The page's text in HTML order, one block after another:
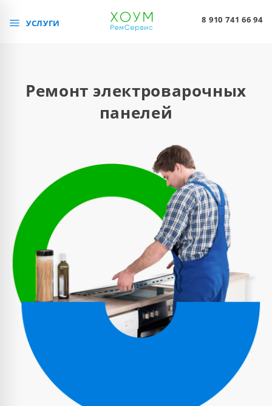
УСЛУГИ 8 910 741 66 94
Ремонт электроварочных
панелей